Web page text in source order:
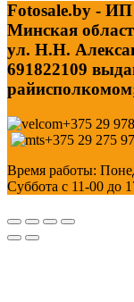
Fotosale.by -
Минская
ул. Н.Н.
691822109
+375 29
+375 29 275
Время работы:
Суббота с 11-00 до